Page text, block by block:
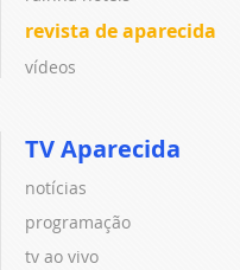
revista de aparecida
vídeos
TV Aparecida
notícias
programação
tv ao vivo